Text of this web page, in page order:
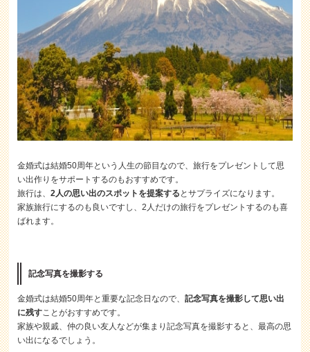
金婚式は結婚50周年という人生の節目なので、旅行をプレゼントして思
い出作りをサポートするのもおすすめです。
旅行は、2人の思い出のスポットを提案する とサプライズになります。
家族旅行にするのも良いですし、2人だけの旅行をプレゼントするのも喜
ばれます。
記念写真を撮影する
金婚式は結婚50周年と重要な記念日なので、記念写真を撮影して思い出
に残すことがおすすめです。
家族や親戚、仲の良い友人などが集まり記念写真を撮影すると、最高の思
い出になるでしょう。